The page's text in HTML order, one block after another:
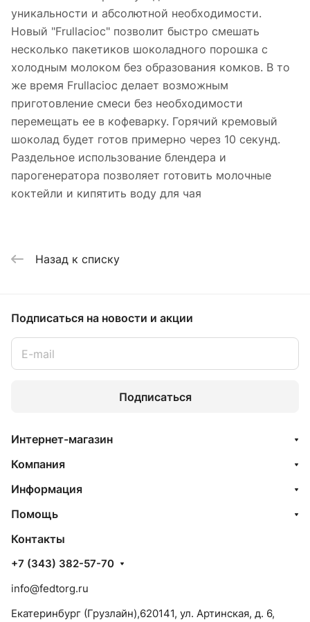
уникальности и абсолютной необходимости.
Новый "Frullacioc" позволит быстро смешать
несколько пакетиков шоколадного порошка с
холодным молоком без образования комков. В то
же время Frullacioc делает возможным
приготовление смеси без необходимости
перемещать ее в кофеварку. Горячий кремовый
шоколад будет готов примерно через 10 секунд.
Раздельное использование блендера и
парогенератора позволяет готовить молочные
коктейли и кипятить воду для чая
Назад к списку
Подписаться на новости и акции
Подписаться
Интернет-магазин
Компания
Информация
Помощь
Контакты
+7 (343) 382-57-70
info@fedtorg.ru
Екатеринбург (Грузлайн),620141, ул. Артинская, д. 6,